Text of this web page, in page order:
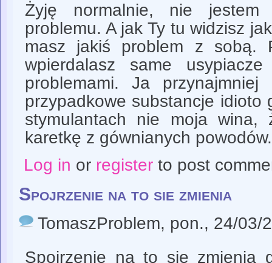
Żyję normalnie, nie jestem
problemu. A jak Ty tu widzisz
masz jakiś problem z sobą.
wpierdalasz same
problemami. Ja
przypadkowe substancje idioto
stymulantach nie moja wina,
karetkę z gównianych
Log in or registerto post
Spojrzenie na to sie zmienia
TomaszProblem, pon., 24/03/
Spojrzenie na to sie zmienia